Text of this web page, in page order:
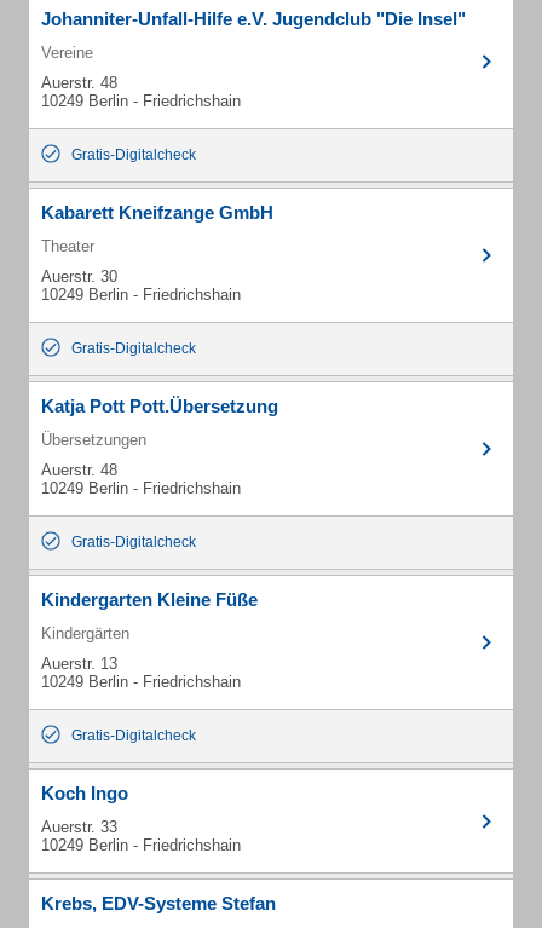
Johanniter-Unfall-Hilfe e.V. Jugendclub "Die Insel"
Vereine
Auerstr. 48
10249 Berlin - Friedrichshain
Gratis-Digitalcheck
Kabarett Kneifzange GmbH
Theater
Auerstr. 30
10249 Berlin - Friedrichshain
Gratis-Digitalcheck
Katja Pott Pott.Übersetzung
Übersetzungen
Auerstr. 48
10249 Berlin - Friedrichshain
Gratis-Digitalcheck
Kindergarten Kleine Füße
Kindergärten
Auerstr. 13
10249 Berlin - Friedrichshain
Gratis-Digitalcheck
Koch Ingo
Auerstr. 33
10249 Berlin - Friedrichshain
Krebs, EDV-Systeme Stefan